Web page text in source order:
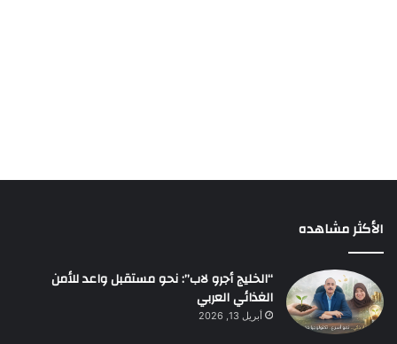
الأكثر مشاهده
“الخليج أجرو لاب”: نحو مستقبل واعد للأمن
الغذائي العربي
أبريل 13, 2026